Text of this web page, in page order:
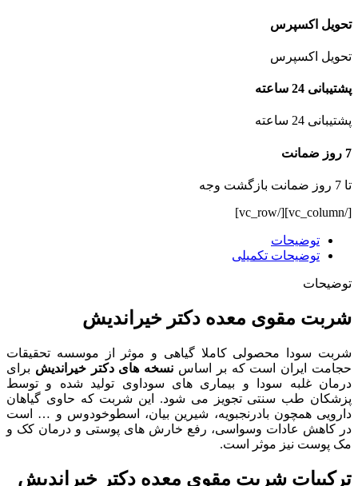
تحویل اکسپرس
تحویل اکسپرس
پشتیبانی 24 ساعته
پشتیبانی 24 ساعته
7 روز ضمانت
تا 7 روز ضمانت بازگشت وجه
[/vc_column][/vc_row]
توضیحات
توضیحات تکمیلی
توضیحات
شربت مقوی معده دکتر خیراندیش
شربت سودا محصولی کاملا گیاهی و موثر از موسسه تحقیقات
حجامت ایران است که بر اساس نسخه های دکتر خیراندیش برای
درمان غلبه سودا و بیماری های سوداوی تولید شده و توسط
پزشکان طب سنتی تجویز می شود. این شربت که حاوی گیاهان
دارویی همچون بادرنجبویه، شیرین بیان، اسطوخودوس و … است
در کاهش عادات وسواسی، رفع خارش های پوستی و درمان کک و
مک پوست نیز موثر است.
ترکیبات شربت مقوی معده دکتر خیراندیش